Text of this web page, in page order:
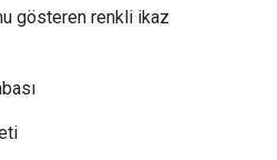
gösteren renkli ikaz